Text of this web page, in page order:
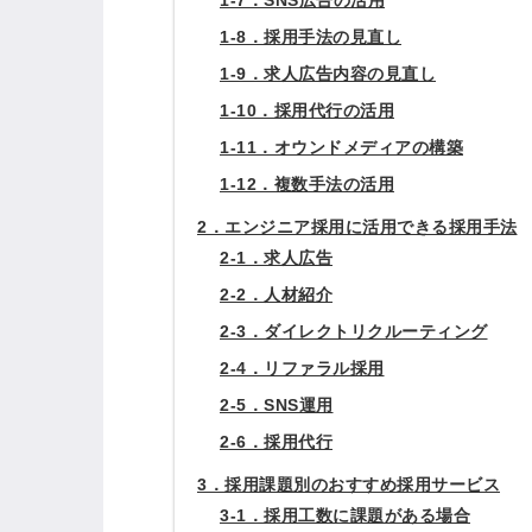
1-8．採用手法の見直し
1-9．求人広告内容の見直し
1-10．採用代行の活用
1-11．オウンドメディアの構築
1-12．複数手法の活用
2．エンジニア採用に活用できる採用手法
2-1．求人広告
2-2．人材紹介
2-3．ダイレクトリクルーティング
2-4．リファラル採用
2-5．SNS運用
2-6．採用代行
3．採用課題別のおすすめ採用サービス
3-1．採用工数に課題がある場合